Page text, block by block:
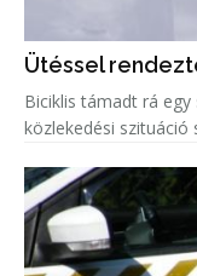
Ütéssel
Biciklis támadt rá
közlekedési szituáció